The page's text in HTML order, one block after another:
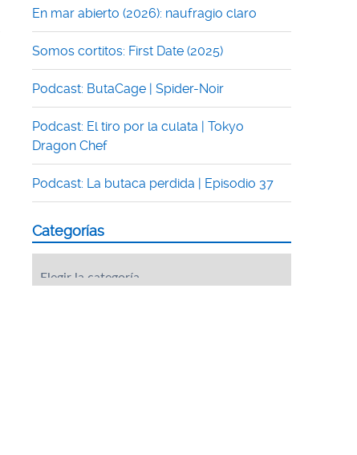
En mar abierto (2026): naufragio claro
Somos cortitos: First Date (2025)
Podcast: ButaCage | Spider-Noir
Podcast: El tiro por la culata | Tokyo
Dragon Chef
Podcast: La butaca perdida | Episodio 37
Categorías